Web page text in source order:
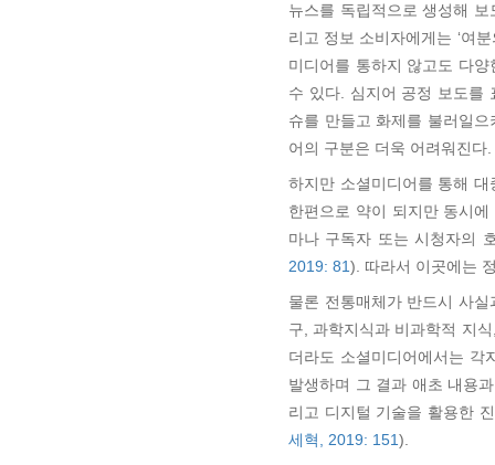
뉴스를 독립적으로 생성해
리고 정보 소비자에게는 ‘여
미디어를 통하지 않고도 다
수 있다. 심지어 공정 보도를
슈를 만들고 화제를 불러일
어의 구분은 더욱 어려워진다.
하지만 소셜미디어를 통해
한편으로 약이 되지만 동시
마나 구독자 또는 시청자의
2019: 81). 따라서 이곳에는
물론 전통매체가 반드시 사
구, 과학지식과 비과학적 지
더라도 소셜미디어에서는 각
발생하며 그 결과 애초 내용
리고 디지털 기술을 활용한
세혁, 2019: 151).